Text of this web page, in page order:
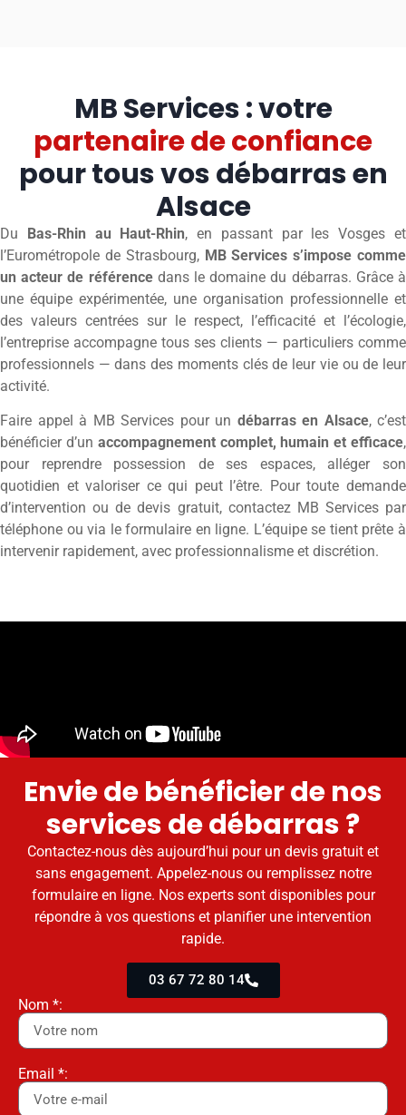
MB Services : votre
partenaire de confiance
pour tous vos débarras en
Alsace
Du Bas-Rhin au Haut-Rhin, en passant par les Vosges et
l’Eurométropole de Strasbourg, MB Services s’impose comme
un acteur de référencedans le domaine du débarras. Grâce à
une équipe expérimentée, une organisation professionnelle et
des valeurs centrées sur le respect, l’efficacité et l’écologie,
l’entreprise accompagne tous ses clients — particuliers comme
professionnels — dans des moments clés de leur vie ou de leur
activité.
Faire appel à MB Services pour un débarras en Alsace, c’est
bénéficier d’un accompagnement complet, humain et efficace,
pour reprendre possession de ses espaces, alléger son
quotidien et valoriser ce qui peut l’être. Pour toute demande
d’intervention ou de devis gratuit, contactez MB Services par
téléphone ou via le formulaire en ligne. L’équipe se tient prête à
intervenir rapidement, avec professionnalisme et discrétion.
Envie de bénéficier de nos
services de débarras ?
Contactez-nous dès aujourd’hui pour un devis gratuit et
sans engagement. Appelez-nous ou remplissez notre
formulaire en ligne. Nos experts sont disponibles pour
répondre à vos questions et planifier une intervention
rapide.
03 67 72 80 14
Nom *:
Email *: